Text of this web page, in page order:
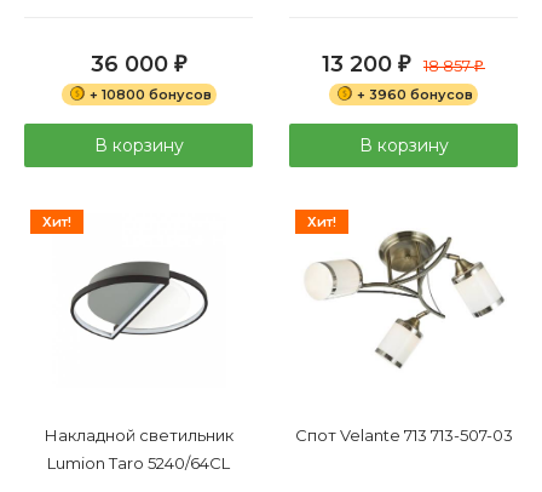
36 000 ₽
+ 10800 бонусов
В корзину
13 200 ₽ 18 857₽
+ 3960 бонусов
В корзину
Хит!
Накладной светильник
Lumion Taro 5240/64CL
Хит!
Спот Velante 713 713-507-03